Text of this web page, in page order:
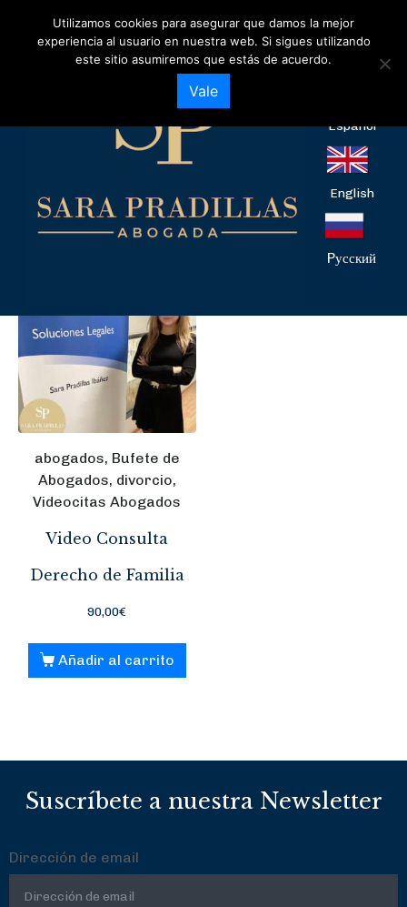
Español
English
Pусский
divorcio
Quizás en este momento necesites un Abogado
experto en Derecho de Familia, Laboral, Bancario o
separación matrimonial etc.
abogados, Bufete de
Abogados, divorcio,
Videocitas Abogados
Video Consulta
Derecho de Familia
90,00€
Añadir al carrito
Suscríbete a nuestra Newsletter
Dirección de email
Utilizamos cookies para asegurar que damos la mejor
experiencia al usuario en nuestra web. Si sigues utilizando
este sitio asumiremos que estás de acuerdo.
Vale